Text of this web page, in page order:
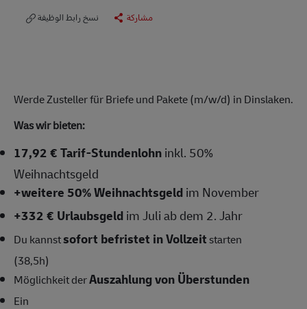
نسخ رابط الوظيفة مشاركة
Werde Zusteller für Briefe und Pakete (m/w/d) in Dinslaken.
Was wir bieten:
17,92 € Tarif-Stundenlohninkl. 50%
Weihnachtsgeld
+weitere 50% Weihnachtsgeldim November
+332 € Urlaubsgeldim Juli ab dem 2. Jahr
Du kannstsofort befristet in Vollzeitstarten
(38,5h)
Möglichkeit derAuszahlung von Überstunden
Ein